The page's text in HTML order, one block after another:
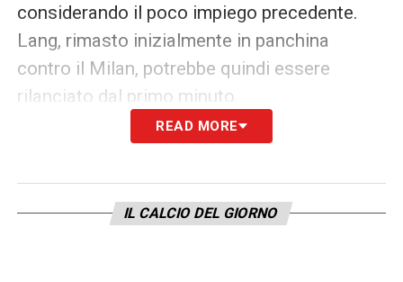
considerando il poco impiego precedente.
Lang, rimasto inizialmente in panchina
contro il Milan, potrebbe quindi essere
rilanciato dal primo minuto.
Difesa a tre e numeri chiave
Per il resto, le certezze non mancano. In
attacco saranno confermati igemelli del gol
READ MORE
IL CALCIO DEL GIORNO